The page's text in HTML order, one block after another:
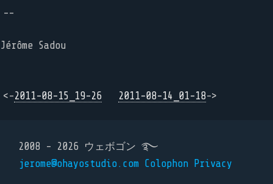
--
Jérôme Sadou
<-2011-08-15_19-26 2011-08-14_01-18->
2008 - 2026 ウェボゴン ࿐
jerome@ohayostudio.com Colophon Privacy